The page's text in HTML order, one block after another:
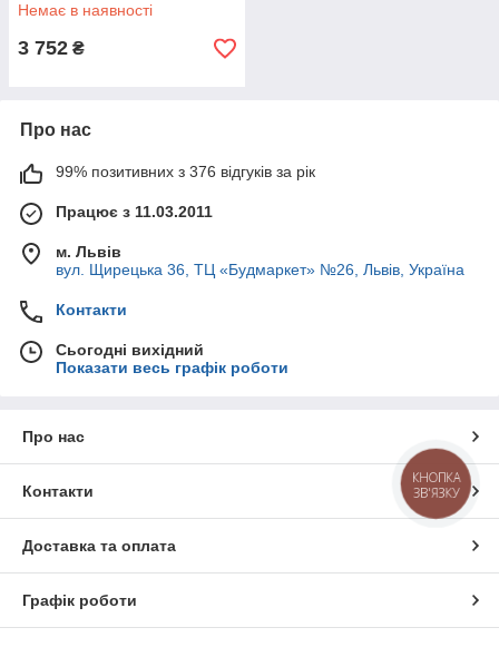
Немає в наявності
3 752 ₴
Про нас
99% позитивних з 376 відгуків за рік
Працює з 11.03.2011
м. Львів
вул. Щирецька 36, ТЦ «Будмаркет» №26, Львів, Україна
Контакти
Сьогодні вихідний
Показати весь графік роботи
Про нас
Контакти
Доставка та оплата
Графік роботи
КНОПКА
ЗВ'ЯЗКУ